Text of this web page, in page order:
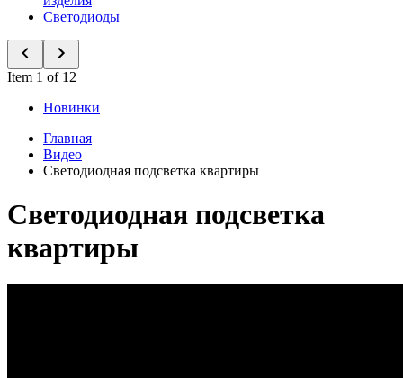
Светодиоды
Item 1 of 12
Новинки
Главная
Видео
Светодиодная подсветка квартиры
Светодиодная подсветка
квартиры